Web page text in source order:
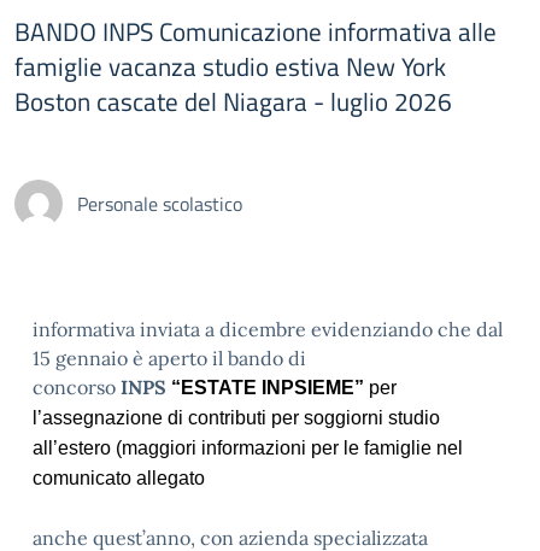
BANDO INPS Comunicazione informativa alle
famiglie vacanza studio estiva New York
Boston cascate del Niagara - luglio 2026
Personale scolastico
informativa inviata a dicembre evidenziando che dal
15 gennaio è aperto il bando di
concorso INPS “ESTATE INPSIEME” per
l’assegnazione di contributi per soggiorni studio
all’estero (maggiori informazioni per le famiglie nel
comunicato allegato
anche quest’anno, con azienda specializzata